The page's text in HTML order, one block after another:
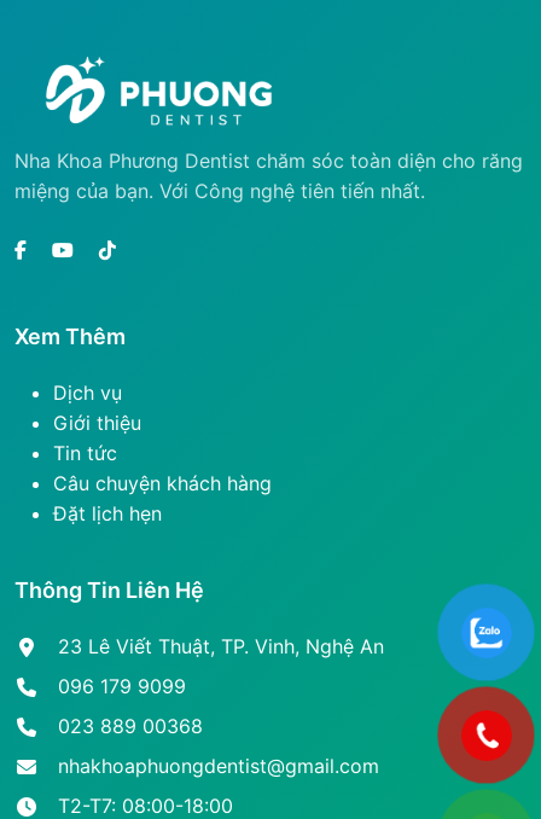
Nha Khoa Phương Dentist chăm sóc toàn diện cho răng
miệng của bạn. Với Công nghệ tiên tiến nhất.
Xem Thêm
Dịch vụ
Giới thiệu
Tin tức
Câu chuyện khách hàng
Đặt lịch hẹn
Thông Tin Liên Hệ
23 Lê Viết Thuật, TP. Vinh, Nghệ An
096 179 9099
023 889 00368
nhakhoaphuongdentist@gmail.com
T2-T7: 08:00-18:00